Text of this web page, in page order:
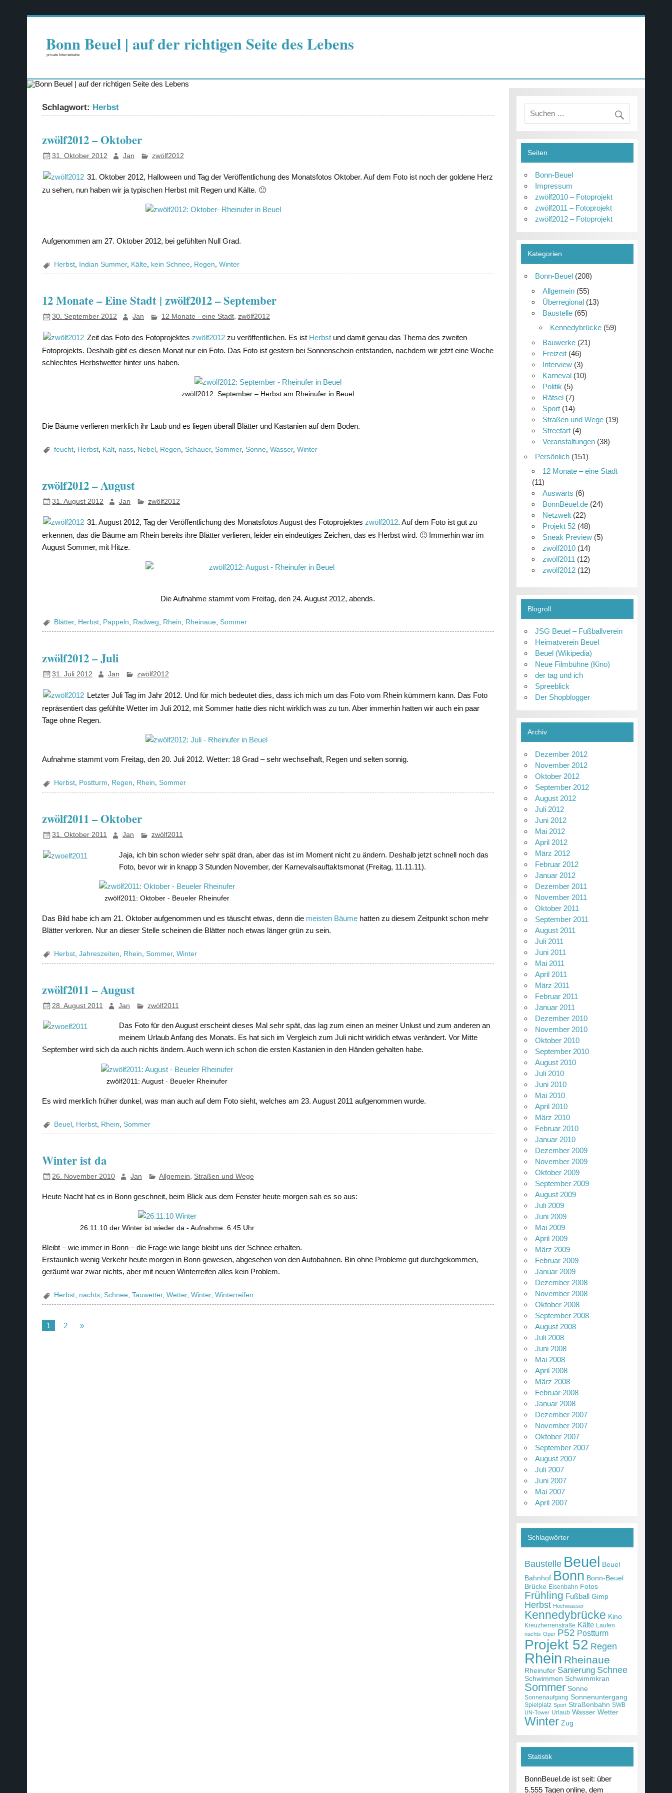
Bonn Beuel | auf der richtigen Seite des Lebens
private Internetseite
Schlagwort: Herbst
zwölf2012 – Oktober
31. Oktober 2012 Jan zwölf2012
31. Oktober 2012, Halloween und Tag der Veröffentlichung des Monatsfotos Oktober. Auf dem Foto ist noch der goldene Herz
zu sehen, nun haben wir ja typischen Herbst mit Regen und Kälte. 🙁
Aufgenommen am 27. Oktober 2012, bei gefühlten Null Grad.
Herbst, Indian Summer, Kälte, kein Schnee, Regen,Winter
12 Monate – Eine Stadt | zwölf2012 – September
30. September 2012 Jan 12 Monate - eine Stadt, zwölf2012
Zeit das Foto des Fotoprojekteszwölf2012 zu veröffentlichen. Es ist Herbst und damit genau das Thema des zweiten
Fotoprojekts. Deshalb gibt es diesen Monat nur ein Foto. Das Foto ist gestern bei Sonnenschein entstanden, nachdem wir jetzt eine Woche
schlechtes Herbstwetter hinter uns haben.
zwölf2012: September – Herbst am Rheinufer in Beuel
Die Bäume verlieren merklich ihr Laub und es liegen überall Blätter und Kastanien auf dem Boden.
feucht Herbst Kalt nass Nebel Regen ,Schauer,Sommer,Sonne ,Wasser,Winter
zwölf2012 – August
31. August 2012 Jan zwölf2012
31. August 2012, Tag der Veröffentlichung des Monatsfotos August des Fotoprojekteszwölf2012. Auf dem Foto ist gut zu
erkennen, das die Bäume am Rhein bereits ihre Blätter verlieren, leider ein eindeutiges Zeichen, das es Herbst wird. 🙁 Immerhin war im
August Sommer, mit Hitze.
Die Aufnahme stammt vom Freitag, den 24. August 2012, abends.
Blätter, Herbst Pappeln Radweg Rhein Rheinaue ,Sommer
zwölf2012 – Juli
31. Juli 2012 Jan zwölf2012
Letzter Juli Tag im Jahr 2012. Und für mich bedeutet dies, dass ich mich um das Foto vom Rhein kümmern kann. Das Foto
repräsentiert das gefühlte Wetter im Juli 2012, mit Sommer hatte dies nicht wirklich was zu tun. Aber immerhin hatten wir auch ein paar
Tage ohne Regen.
Aufnahme stammt vom Freitag, den 20. Juli 2012. Wetter: 18 Grad – sehr wechselhaft, Regen und selten sonnig.
Herbst, Postturm, Regen, Rhein,Sommer
zwölf2011 – Oktober
31. Oktober 2011 Jan zwölf2011
Jaja, ich bin schon wieder sehr spät dran, aber das ist im Moment nicht zu ändern. Deshalb jetzt schnell noch das
Foto, bevor wir in knapp 3 Stunden November, der Karnevalsauftaktsmonat (Freitag, 11.11.11).
zwölf2011: Oktober - Beueler Rheinufer
Das Bild habe ich am 21. Oktober aufgenommen und es täuscht etwas, denn die meisten Bäume hatten zu diesem Zeitpunkt schon mehr
Blätter verloren. Nur an dieser Stelle scheinen die Blätter noch etwas länger grün zu sein.
Herbst ,Jahreszeiten Rhein ,Sommer,Winter
zwölf2011 – August
28. August 2011 Jan zwölf2011
Das Foto für den August erscheint dieses Mal sehr spät, das lag zum einen an meiner Unlust und zum anderen an
meinem Urlaub Anfang des Monats. Es hat sich im Vergleich zum Juli nicht wirklich etwas verändert. Vor Mitte
September wird sich da auch nichts ändern. Auch wenn ich schon die ersten Kastanien in den Händen gehalten habe.
zwölf2011: August - Beueler Rheinufer
Es wird merklich früher dunkel, was man auch auf dem Foto sieht, welches am 23. August 2011 aufgenommen wurde.
Beuel Herbst Rhein ,Sommer
Winter ist da
26. November 2010 Jan Allgemein Straßen und Wege
Heute Nacht hat es in Bonn geschneit, beim Blick aus dem Fenster heute morgen sah es so aus:
26.11.10 der Winter ist wieder da - Aufnahme: 6:45 Uhr
Bleibt – wie immer in Bonn – die Frage wie lange bleibt uns der Schnee erhalten.
Erstaunlich wenig Verkehr heute morgen in Bonn gewesen, abgesehen von den Autobahnen. Bin ohne Probleme gut durchgekommen,
geräumt war zwar nichts, aber mit neuen Winterreifen alles kein Problem.
Herbst, nachts,Schnee,Tauwetter,Wetter,Winter,Winterreifen
1 2 »
Seiten
Bonn-Beuel
Impressum
zwölf2010 – Fotoprojekt
zwölf2011 – Fotoprojekt
zwölf2012 – Fotoprojekt
Kategorien
Bonn-Beuel(208)
Allgemein(55)
Überregional(13)
Baustelle(65)
Kennedybrücke (59)
Bauwerke(21)
Freizeit(46)
Interview(3)
Karneval(10)
Politik (5)
Rätsel(7)
Sport(14)
Straßen und Wege(19)
Streetart(4)
Veranstaltungen(38)
Persönlich(151)
12 Monate – eine Stadt
(11)
Auswärts (6)
BonnBeuel.de(24)
Netzwelt(22)
Projekt 52(48)
Sneak Preview(5)
zwölf2010(14)
zwölf2011 (12)
zwölf2012(12)
Blogroll
JSG Beuel – Fußballverein
Heimatverein Beuel
Beuel (Wikipedia)
Neue Filmbühne (Kino)
der tag und ich
Spreeblick
Der Shopblogger
Archiv
Dezember 2012
November 2012
Oktober 2012
September 2012
August 2012
Juli 2012
Juni 2012
Mai 2012
April 2012
März 2012
Februar 2012
Januar 2012
Dezember 2011
November 2011
Oktober 2011
September 2011
August 2011
Juli 2011
Juni 2011
Mai 2011
April 2011
März 2011
Februar 2011
Januar 2011
Dezember 2010
November 2010
Oktober 2010
September 2010
August 2010
Juli 2010
Juni 2010
Mai 2010
April 2010
März 2010
Februar 2010
Januar 2010
Dezember 2009
November 2009
Oktober 2009
September 2009
August 2009
Juli 2009
Juni 2009
Mai 2009
April 2009
März 2009
Februar 2009
Januar 2009
Dezember 2008
November 2008
Oktober 2008
September 2008
August 2008
Juli 2008
Juni 2008
Mai 2008
April 2008
März 2008
Februar 2008
Januar 2008
Dezember 2007
November 2007
Oktober 2007
September 2007
August 2007
Juli 2007
Juni 2007
Mai 2007
April 2007
Schlagwörter
Baustelle Beuel Beuel
Bahnhof Bonn Bonn-Beuel
Brücke Eisenbahn Fotos
Frühling Fußball Gimp
Herbst Hochwasser
Kennedybrücke Kino
Kreuzherrenstraße Kälte Laufen
nachts Oper P52 Postturm
Projekt 52 Regen
Rhein Rheinaue
Rheinufer Sanierung Schnee
Schwimmen Schwimmkran
Sommer Sonne
Sonnenaufgang Sonnenuntergang
Spielplatz Sport Straßenbahn SWB
UN-Tower Urlaub Wasser Wetter
Winter Zug
Statistik
BonnBeuel.de ist seit: über
5.555 Tagen online, dem